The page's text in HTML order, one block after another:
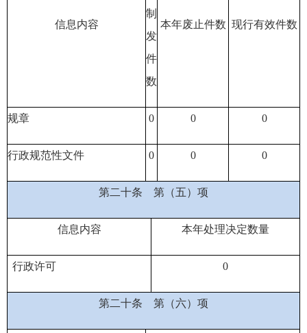
信息内容
制
发
件
数
本年废止件数 现行有效件数
规章 0 0 0
行政规范性文件 0 0 0
第二十条 第（五）项
信息内容 本年处理决定数量
行政许可 0
第二十条 第（六）项